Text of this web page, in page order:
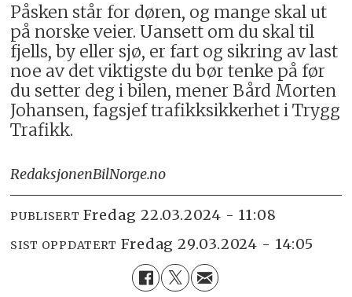
Påsken står for døren, og mange skal ut
på norske veier. Uansett om du skal til
fjells, by eller sjø, er fart og sikring av last
noe av det viktigste du bør tenke på før
du setter deg i bilen, mener Bård Morten
Johansen, fagsjef trafikksikkerhet i Trygg
Trafikk.
RedaksjonenBilNorge.no
PUBLISERT fredag 22.03.2024 - 11:08
SIST OPPDATERT fredag 29.03.2024 - 14:05